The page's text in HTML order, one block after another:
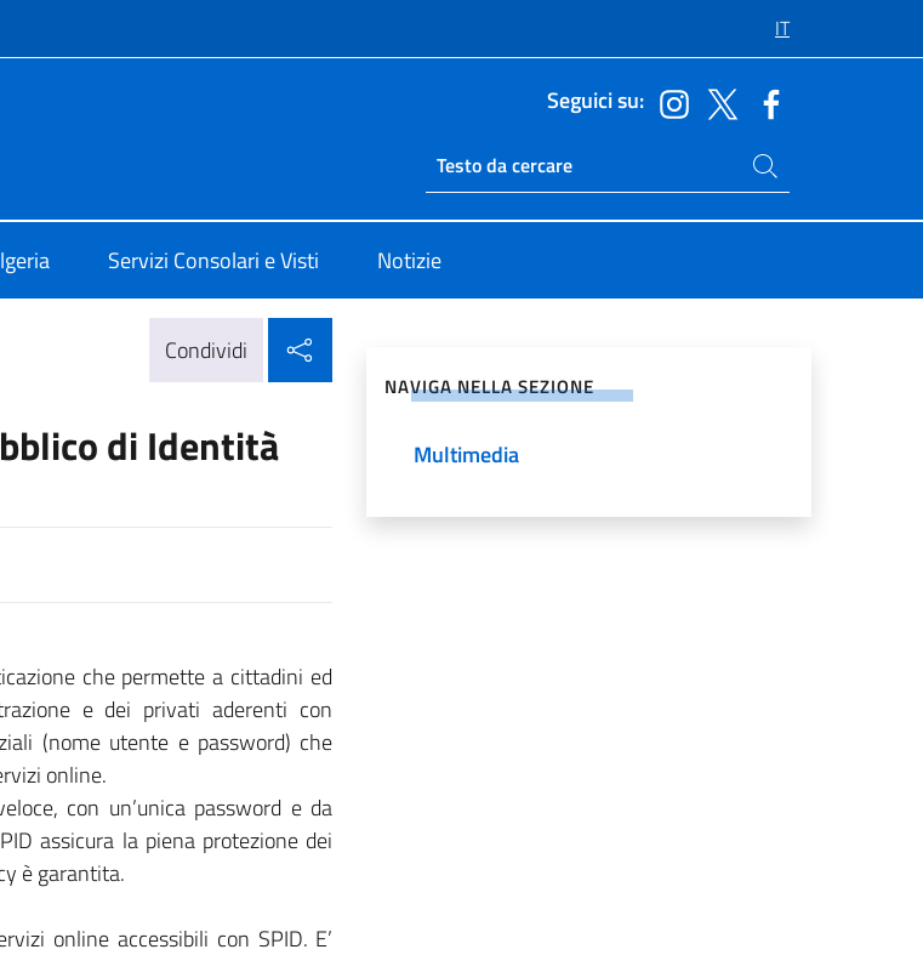
IT
Seguici su:
Ricerca sito live
Cerca nel sito
Servizi Consolari e Visti Notizie
Condividi
di Identità
che permette a cittadini ed
e dei privati aderenti con
(nome utente e password) che
online.
con un’unica password e da
assicura la piena protezione dei
è garantita.
online accessibili con SPID. E’
NAVIGA NELLA SEZIONE
Multimedia